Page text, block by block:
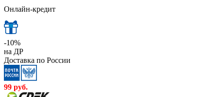
Онлайн-кредит
-10%
на ДР
Доставка по России
99 руб.